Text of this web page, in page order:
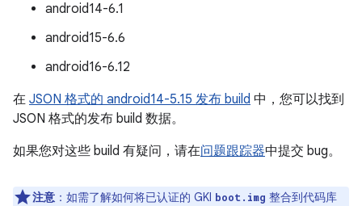
android14-6.1
android15-6.6
android16-6.12
在 JSON 格式的 android14-5.15 发布 build 中，您可以找到
JSON 格式的发布 build 数据。
如果您对这些 build 有疑问，请在问题跟踪器中提交 bug。
注意 ：如需了解如何将已认证的 GKI boot.img 整合到代码库